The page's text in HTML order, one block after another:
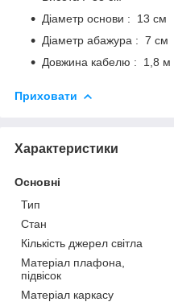
Діаметр основи : 13 см
Діаметр абажура : 7 см
Довжина кабелю : 1,8 м
Приховати
Характеристики
Основні
Тип
Стан
Кількість джерел світла
Матеріал плафона,
підвісок
Матеріал каркасу